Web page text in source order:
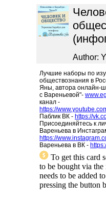
Author:
Лучшие наборы по
обществознания в
Яны, автора онлайн-
с Вареньевой"-
канал -
https://
Паблик ВК - https://
Присоединяйтесь к
Вареньева в
https://
Вареньева в ВК -
To get this card
to be bought via
needs to be added
pressing the button